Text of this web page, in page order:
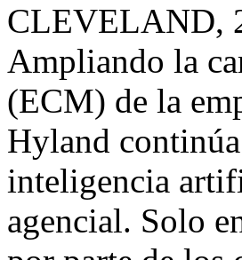
CLEVELAND,
Ampliando la
(ECM) de la
Hyland
inteligencia
agencial. Solo